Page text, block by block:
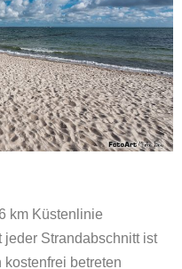
km Küstenlinie
Strandabschnitt ist
betreten